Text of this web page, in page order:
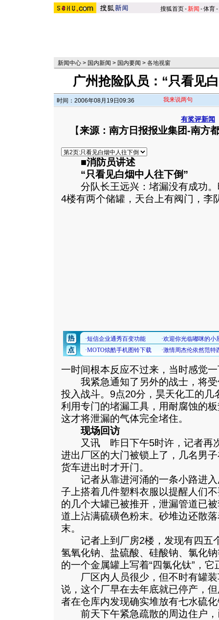
搜狐首页-新闻 -体育-
新闻中心 > 国内新闻 > 国内要闻 > 各地视窗
广州抢险队员：“只看见
时间：2006年08月19日09:36 我来说两句
有奖评新闻
【来源：南方日报报业集团-南方
■消防员讲述
“只看见白烟中人往下倒”
分队长王远兴：堵漏没有成功。
4楼有两个储罐，天台上有阀门，李
一时间根本反应不过来，当时感觉
我紧急通知了另外的战士，将受
投入战斗。9点20分，昊天化工的几
利用专门的堵漏工具，用耐腐蚀的
这才将泄漏的气体完全堵住。
现场回访
又讯 昨日下午5时许，记者再次
进出厂区的大门被锁上了，几名男
货车进出时才开门。
记者从靠进河涌的一条小路进入
子上搭着几件塑料衣服以提醒人们
的几个大罐已被推开，泄漏管道已
道上沾满硫磺色粉末。砂堆边还散
末。
记者上到厂房2楼，发现有四五
氢氧化钠、盐硫酸、硅酸钠、氯化
的一个金属罐上写着“四氯化钛”，
厂区内人员很少，但不时有罐装
说，这个厂早在去年底就已停产，
者在仓库内发现确实堆放有七水硫
前天下午紧急疏散的周边住户，